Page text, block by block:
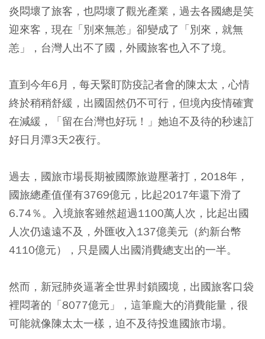
炎悶壞了旅客，也悶壞了觀光產業，過去各國總是笑
迎來客，現在「別來無恙」卻變成了「別來，就無
恙」，台灣人出不了國，外國旅客也入不了境。
直到今年6月，每天緊盯防疫記者會的陳太太，心情
終於稍稍舒緩，出國固然仍不可行，但境內疫情確實
在減緩，「留在台灣也好玩！」她迫不及待的秒速訂
好日月潭3天2夜行。
過去，國旅市場長期被國際旅遊壓著打，2018年，
國旅總產值僅有3769億元，比起2017年還下滑了
6.74％。入境旅客雖然超過1100萬人次，比起出國
人次仍遠遠不及，外匯收入137億美元（約新台幣
4110億元），只是國人出國消費總支出的一半。
然而，新冠肺炎逼著全世界封鎖國境，出國旅客口袋
裡悶著的「8077億元」，這筆龐大的消費能量，很
可能就像陳太太一樣，迫不及待投進國旅市場。